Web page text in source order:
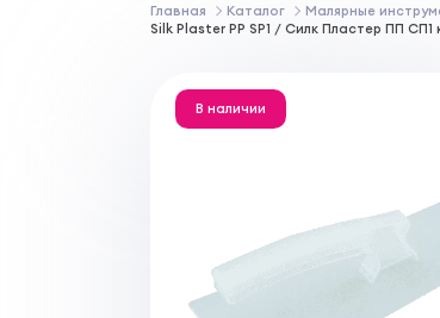
Главная Каталог Малярные
Silk Plaster PP SP1 / Силк Пластер ПП
В наличии